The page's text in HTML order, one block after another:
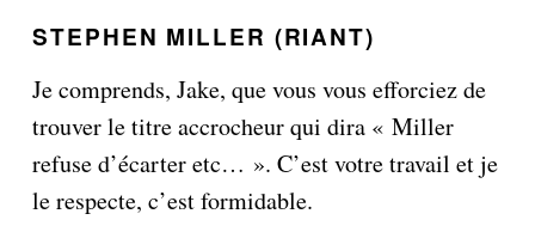
STEPHEN MILLER (RIANT)
Je comprends, Jake, que vous vous efforciez de
trouver le titre accrocheur qui dira « Miller
refuse d’écarter etc… ». C’est votre travail et je
le respecte, c’est formidable.